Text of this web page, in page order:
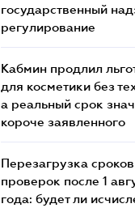
государственный
регулирование
Кабмин продлил
для косметики без
а реальный срок
короче заявленного
Перезагрузка
проверок после 1
года: будет ли